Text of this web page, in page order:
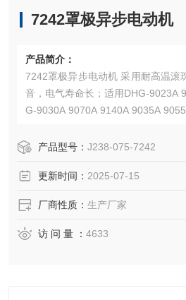
7242罩极异步电动机
产品简介：
7242罩极异步电动机 采用耐高温滚
音，电气寿命长；适用DHG-9023A
G-9030A 9070A 9140A 9035A
号。产品型号： J238-075-7242
更新时间： 2025-07-15
厂商性质： 生产厂家
访 问 量 ： 4633